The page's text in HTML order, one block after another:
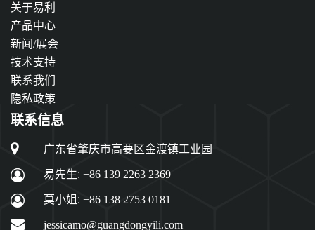
关于易利
产品中心
新闻/展会
技术支持
联系我们
隐私政策
联系信息
广东省肇庆市高要区金渡镇工业园
易先生: +86 139 2263 2369
莫小姐: +86 138 2753 0181
jessicamo@guangdongyili.com